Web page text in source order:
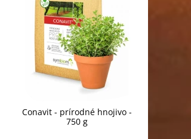
Conavit - prírodné hnojivo -
750 g